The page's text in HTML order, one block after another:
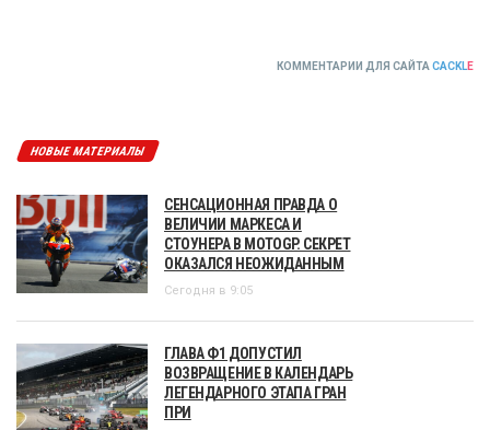
КОММЕНТАРИИ ДЛЯ САЙТА CACKLE
НОВЫЕ МАТЕРИАЛЫ
СЕНСАЦИОННАЯ ПРАВДА О
ВЕЛИЧИИ МАРКЕСА И
СТОУНЕРА В MOTOGP. СЕКРЕТ
ОКАЗАЛСЯ НЕОЖИДАННЫМ
Сегодня в 9:05
ГЛАВА Ф1 ДОПУСТИЛ
ВОЗВРАЩЕНИЕ В КАЛЕНДАРЬ
ЛЕГЕНДАРНОГО ЭТАПА ГРАН
ПРИ